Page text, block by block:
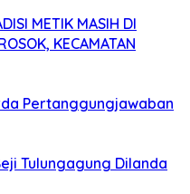
METIK MASIH DI
KECAMATAN
Pertanggungjawaban
Tulungagung Dilanda